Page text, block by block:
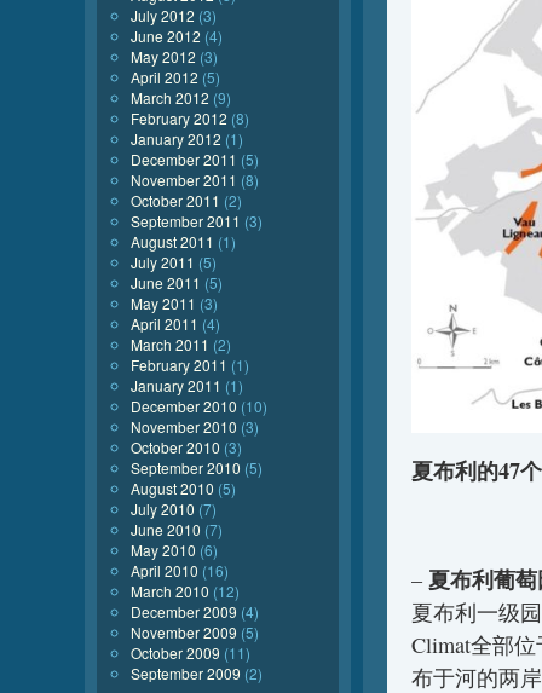
夏布利的47
– 夏布利葡
夏布利一级
Climat全部
布于河的两
July 2012 (3)
June 2012 (4)
May 2012 (3)
April 2012 (5)
March 2012 (9)
February 2012 (8)
January 2012 (1)
December 2011 (5)
November 2011 (8)
October 2011 (2)
September 2011 (3)
August 2011 (1)
July 2011 (5)
June 2011 (5)
May 2011 (3)
April 2011 (4)
March 2011 (2)
February 2011 (1)
January 2011 (1)
December 2010 (10)
November 2010 (3)
October 2010 (3)
September 2010 (5)
August 2010 (5)
July 2010 (7)
June 2010 (7)
May 2010 (6)
April 2010 (16)
March 2010 (12)
December 2009 (4)
November 2009 (5)
October 2009 (11)
September 2009 (2)